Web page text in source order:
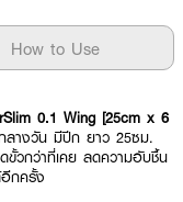
How to Use
0.1 Wing [25cm x 6
ลางวัน มีปีก ยาว 25ซม.
วกว่าที่เคย ลดความอับชื้น
กครั้ง